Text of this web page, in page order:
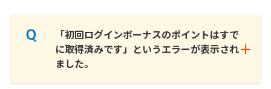
「初回ログインボーナスのポイントはすで
に取得済みです」というエラーが表示され
ました。